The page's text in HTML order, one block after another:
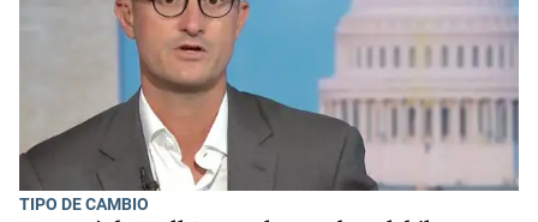
TIPO DE CAMBIO